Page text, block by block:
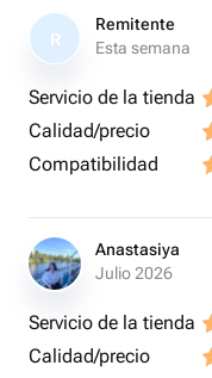
R
Remitente
Esta semana
Servicio de la tienda
Calidad/precio
Compatibilidad
Anastasiya
Julio 2026
Servicio de la tienda
Calidad/precio